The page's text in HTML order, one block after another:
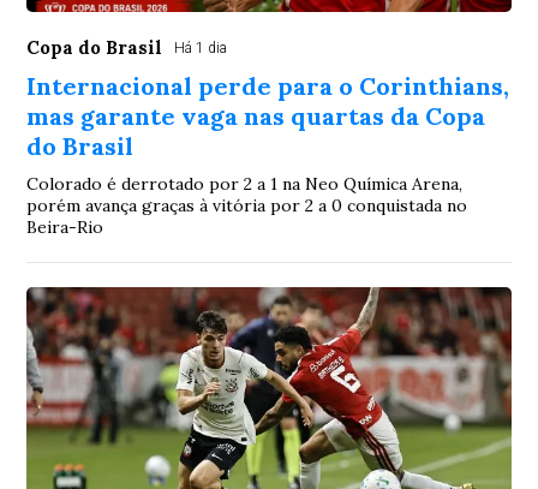
Copa do Brasil Há 1 dia
Internacional perde para o Corinthians,
mas garante vaga nas quartas da Copa
do Brasil
Colorado é derrotado por 2 a 1 na Neo Química Arena,
porém avança graças à vitória por 2 a 0 conquistada no
Beira-Rio